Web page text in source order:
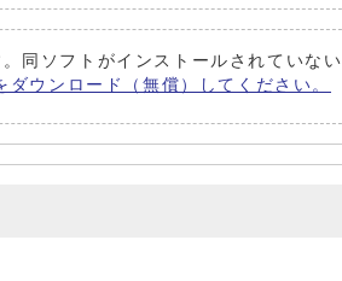
同ソフトがインストールされていない
ウンロード（無償）してください。